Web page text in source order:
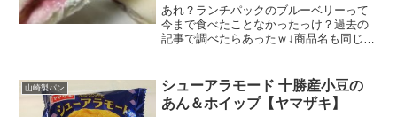
あれ？ランチパックのブルーベリーって
今まで食べたことなかったっけ？過去の
記事で調べたらあったｗ↓商品名も同じだ
うか。新商品のラベルに嘘偽りはないん
ですねぇ。ヤマ...
山崎製パン
シューアラモード 十勝産小豆の
あん＆ホイップ【ヤマザキ】